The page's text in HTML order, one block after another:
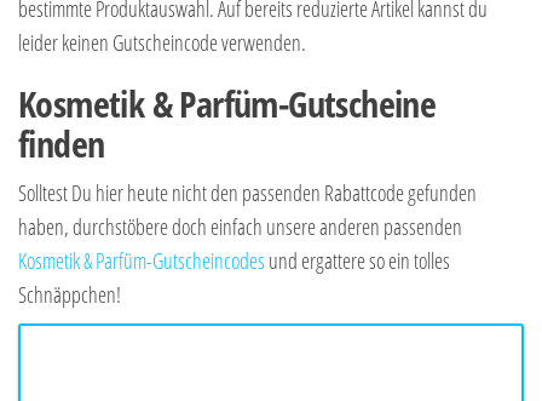
bestimmte Produktauswahl. Auf bereits reduzierte Artikel kannst du
leider keinen Gutscheincode verwenden.
Kosmetik & Parfüm-Gutscheine
finden
Solltest Du hier heute nicht den passenden Rabattcode gefunden
haben, durchstöbere doch einfach unsere anderen passenden
Kosmetik & Parfüm-Gutscheincodes und ergattere so ein tolles
Schnäppchen!